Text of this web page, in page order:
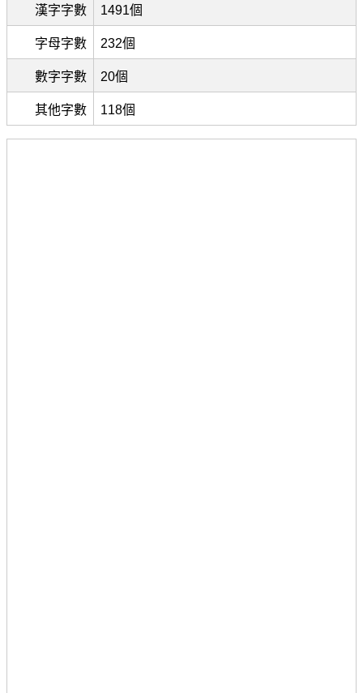
漢字字數 1491個
字母字數 232個
數字字數 20個
其他字數 118個